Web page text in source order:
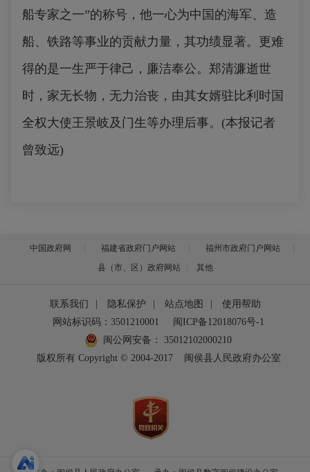
船专家之一”的称号，他一心为中国的海军、造
船、铁路等事业的贡献力量，其功绩显著。更难
得的是一生严于律己，廉洁奉公。郑清濂逝世
时，家无长物，无力治丧，由其女婿驻比利时国
全权大使王景岐及门生等办理后事。 (本报记者
曾致远)
中国政府网 福建省政府门户网站
福州市政府门户网站
县（市、区）政府网站
其他
联系我们 | 隐私保护 | 站点地图 |
使用帮助
网站标识码：3501210001
闽ICP备12018076号-1
闽公网安备：
35012102000210
版权所有 Copyright © 2004-2017
闽侯县人民政府办公室